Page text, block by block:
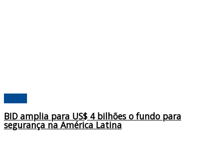
BID amplia para US$ 4 bilhões o fundo para
segurança na América Latina